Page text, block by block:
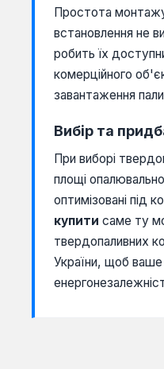
Простота
встановлення не
робить їх
комерційного
завантаження
Вибір та
При виборі
площі
оптимізовані під
купити саме ту
твердопаливних
України, щоб